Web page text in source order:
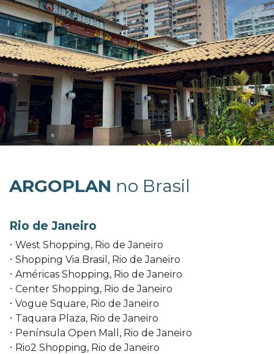
ARGOPLAN no Brasil
Rio de Janeiro
West Shopping, Rio de Janeiro
Shopping Via Brasil, Rio de Janeiro
Américas Shopping, Rio de Janeiro
Center Shopping, Rio de Janeiro
Vogue Square, Rio de Janeiro
Taquara Plaza, Rio de Janeiro
Península Open Mall, Rio de Janeiro
Rio2 Shopping, Rio de Janeiro